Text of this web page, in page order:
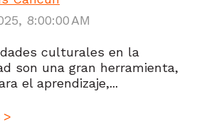
8:00:00 AM
culturales en la
son una gran herramienta,
el aprendizaje,...
>